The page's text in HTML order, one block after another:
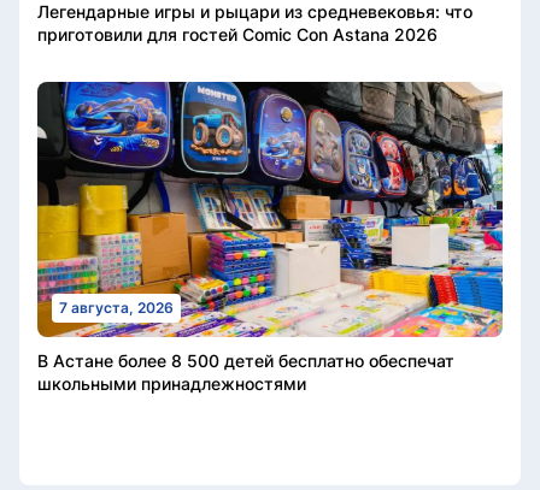
Легендарные игры и рыцари из средневековья: что
приготовили для гостей Comic Con Astana 2026
7 августа, 2026
В Астане более 8 500 детей бесплатно обеспечат
школьными принадлежностями